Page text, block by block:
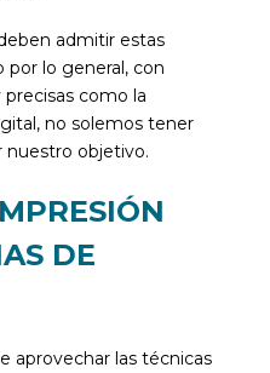
admitir estas
por lo general, con
como la
no solemos tener
nuestro objetivo.
DE
aprovechar las técnicas